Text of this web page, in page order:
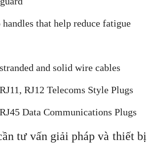
that help reduce fatigue
and solid wire cables
RJ12 Telecoms Style Plugs
Data Communications Plugs
tư vấn giải pháp và thiết bị